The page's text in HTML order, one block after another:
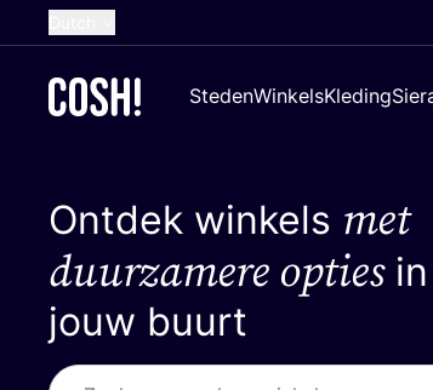
French
German
Croatian
StedenWinkelsKleding
Ontdek winkels met
duurzamere optiesin
jouw buurt